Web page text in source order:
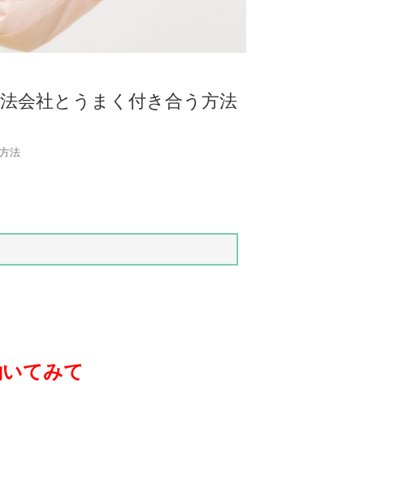
会社とうまく付き合う方法
法
てみて